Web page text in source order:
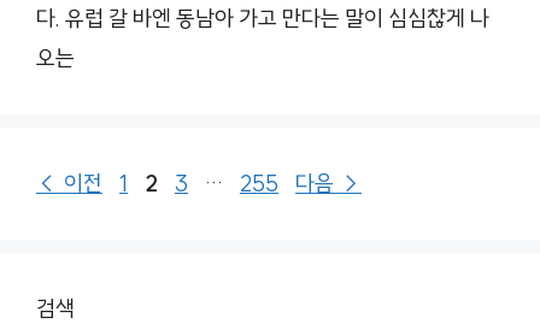
다. 유럽 갈 바엔 동남아 가고 만다는 말이 심심찮게 나
오는
← 이전
페
1
페
2
페
3 …
페
255 다음 →
검색